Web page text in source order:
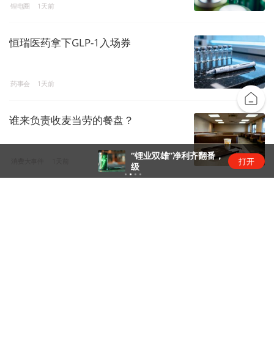
锂电圈 1天前
恒瑞医药拿下GLP-1入场券
药事会 1天前
谁来负责收麦当劳的餐盘？
“锂业双雄”净利齐翻番，扣非净利却呈“冷暖”两
打开